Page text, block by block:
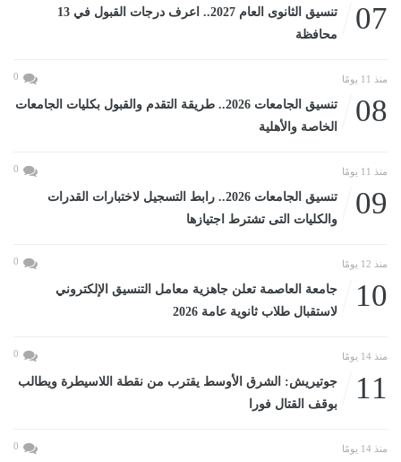
07
تنسيق الثانوى العام 2027.. اعرف درجات القبول في 13
محافظة
منذ 11 يومًا 0
08
تنسيق الجامعات 2026.. طريقة التقدم والقبول بكليات الجامعات
الخاصة والأهلية
منذ 11 يومًا 0
09
تنسيق الجامعات 2026.. رابط التسجيل لاختبارات القدرات
والكليات التى تشترط اجتيازها
منذ 12 يومًا 0
10
جامعة العاصمة تعلن جاهزية معامل التنسيق الإلكتروني
لاستقبال طلاب ثانوية عامة 2026
منذ 14 يومًا 0
11
جوتيريش: الشرق الأوسط يقترب من نقطة اللاسيطرة ويطالب
بوقف القتال فورا
منذ 14 يومًا 0